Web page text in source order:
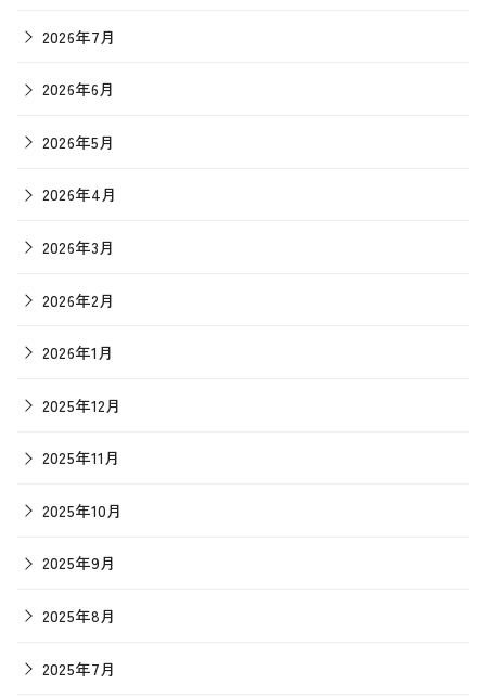
2026年7月
2026年6月
2026年5月
2026年4月
2026年3月
2026年2月
2026年1月
2025年12月
2025年11月
2025年10月
2025年9月
2025年8月
2025年7月